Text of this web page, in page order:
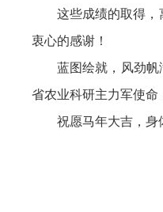
这些成绩的取得，离
衷心的感谢！
蓝图绘就，风劲帆满
省农业科研主力军使命
祝愿马年大吉，身体